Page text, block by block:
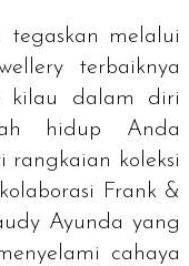
tegaskan melalui
terbaiknya
kilau dalam diri
hidup Anda
rangkaian koleksi
Frank &
Ayunda yang
cahaya